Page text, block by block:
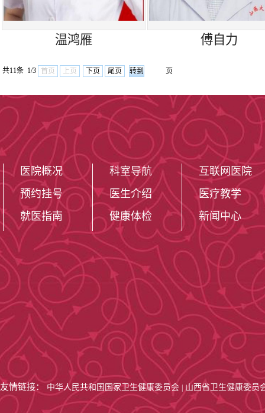
（如痛风、骨
湿免疫病等方
科协作，聚焦
善，助力提升
4.中西医结合
医学的优势，
医药在调节免
年，科室作为
风湿病专科联
响力与临床引
5.日间病房便
疗、温情关怀”
制剂输注、免
院、规范治疗
温鸿雁 傅自力
共11条 1/3 首页 上页 下页 尾页 页
医院概况
预约挂号
就医指南
科室导航
医生介绍
健康体检
互联网医院
医疗教学
新闻中心
友情链接： 中华人民共和国国家卫生健康委员会 山西省卫生健康委员